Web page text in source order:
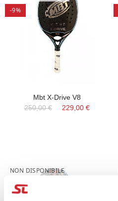
-9%
Mbt X-Drive V8
250,00 €
229,00 €
NON DISPONIBILE
-11%